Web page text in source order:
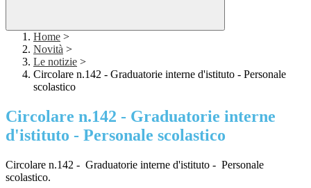
Home >
Novità >
Le notizie >
Circolare n.142 - Graduatorie interne d'istituto - Personale
scolastico
Circolare n.142 - Graduatorie interne
d'istituto - Personale scolastico
Circolare n.142 - Graduatorie interne d'istituto - Personale
scolastico.